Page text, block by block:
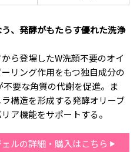
、発酵がもたらす優れた洗浄
ら登場したW洗顔不要のオイ
リング作用をもつ独自成分の
要な角質の代謝を促進。ま
構造を形成する発酵オリーブ
ア機能をサポートする。
ルの詳細・購入はこちら